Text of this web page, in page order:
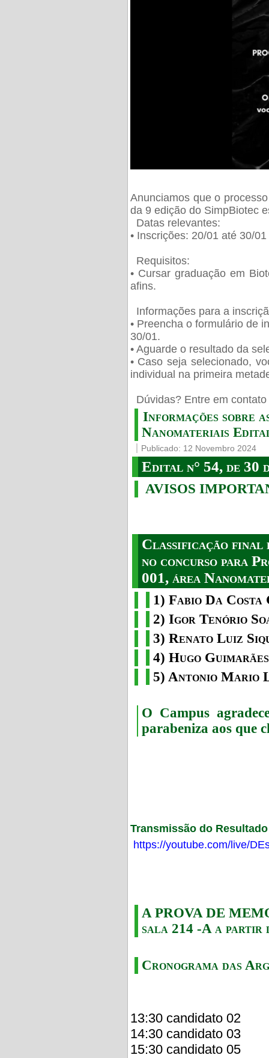
Anunciamos que o
da 9 edição do SimpBiotec
Datas relevantes:
• Inscrições: 20/01 até 30/01
Requisitos:
• Cursar graduação em
afins.
Informações para a
• Preencha o formulário de
30/01.
• Aguarde o resultado da
• Caso seja selecionado,
individual na primeira
Dúvidas? Entre em
Informações sobre
Nanomateriais
Publicado: 12 Novembro 2024
Edital n° 54, de 30
AVISOS
Classificação final
no concurso para
001, área
1) Fabio Da
2) Igor Tenório
3) Renato Luiz
4) Hugo
5) Antonio Mario
O Campus
parabeniza aos que
Transmissão do
https://youtube.com/live/
A PROVA DE
sala 214 -A a partir
Cronograma das
13:30 candidato 02
14:30 candidato 03
15:30 candidato 05